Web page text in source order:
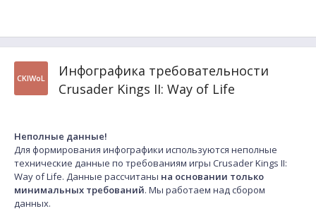
CKIWoL
Инфографика требовательности
Crusader Kings II: Way of Life
Неполные данные!
Для формирования инфографики используются неполные
технические данные по требованиям игры Crusader Kings II:
Way of Life. Данные рассчитаны на основании только
минимальных требований. Мы работаем над сбором
данных.